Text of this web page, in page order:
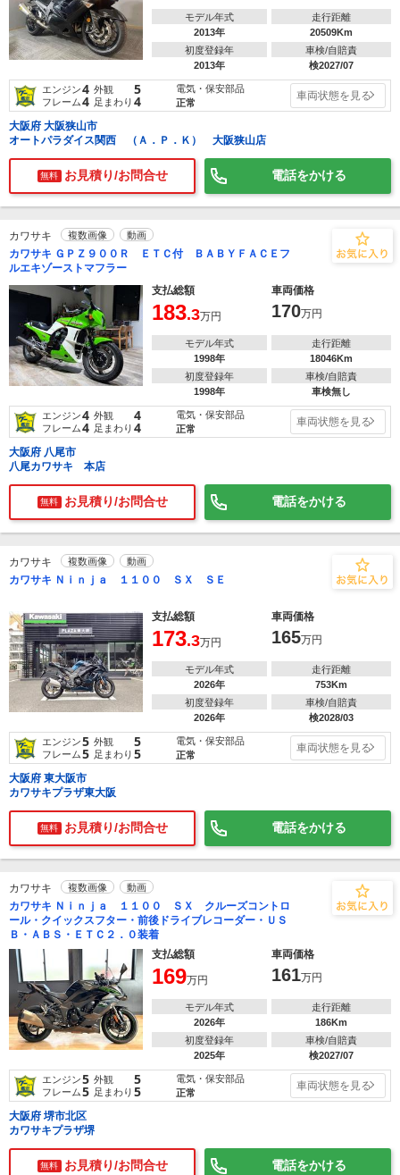
モデル年式
2013年
走行距離
20509Km
初度登録年
2013年
車検/自賠責
検2027/07
エンジン4 外観 5
フレーム4 足まわり 4
電気・保安部品
正常
車両状態を見る
大阪府 大阪狭山市
オートパラダイス関西 （Ａ．Ｐ．Ｋ） 大阪狭山店
無料 お見積り/お問合せ 電話をかける
カワサキ 複数画像 動画
カワサキ ＧＰＺ９００Ｒ ＥＴＣ付 ＢＡＢＹＦＡＣＥフ
ルエキゾーストマフラー
支払総額
車両価格
183.3万円 170万円
モデル年式
1998年
走行距離
18046Km
初度登録年
1998年
車検/自賠責
車検無し
エンジン4 外観 4
フレーム4 足まわり 4
電気・保安部品
正常
車両状態を見る
大阪府 八尾市
八尾カワサキ 本店
無料 お見積り/お問合せ 電話をかける
カワサキ 複数画像 動画
カワサキ Ｎｉｎｊａ １１００ ＳＸ ＳＥ
支払総額 車両価格
173.3万円 165万円
モデル年式
2026年
走行距離
753Km
初度登録年
2026年
車検/自賠責
検2028/03
エンジン5 外観 5
フレーム5 足まわり 5
電気・保安部品
正常
車両状態を見る
大阪府 東大阪市
カワサキプラザ東大阪
無料 お見積り/お問合せ 電話をかける
カワサキ 複数画像 動画
カワサキ Ｎｉｎｊａ １１００ ＳＸ クルーズコントロ
ール・クイックスフター・前後ドライブレコーダー・ＵＳ
Ｂ・ＡＢＳ・ＥＴＣ２．０装着
支払総額
車両価格
169万円 161万円
モデル年式
2026年
走行距離
186Km
初度登録年
2025年
車検/自賠責
検2027/07
エンジン5 外観 5
フレーム5 足まわり 5
電気・保安部品
正常
車両状態を見る
大阪府 堺市北区
カワサキプラザ堺
無料 お見積り/お問合せ 電話をかける